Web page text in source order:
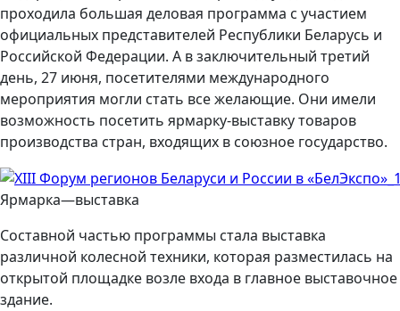
проходила большая деловая программа с участием
официальных представителей Республики Беларусь и
Российской Федерации. А в заключительный третий
день, 27 июня, посетителями международного
мероприятия могли стать все желающие. Они имели
возможность посетить ярмарку-выставку товаров
производства стран, входящих в союзное государство.
Ярмарка—выставка
Составной частью программы стала выставка
различной колесной техники, которая разместилась на
открытой площадке возле входа в главное выставочное
здание.